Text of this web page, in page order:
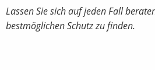
Lassen Sie sich auf jeden Fall
bestmöglichen Schutz zu finden.